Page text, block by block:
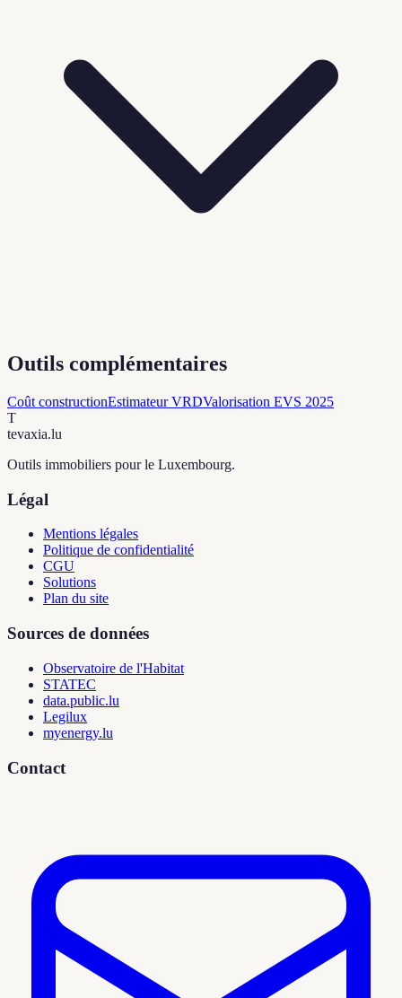
Outils complémentaires
Coût constructionEstimateur VRDValorisation EVS 2025
T
tevaxia.lu
Outils immobiliers pour le Luxembourg.
Légal
Mentions légales
Politique de confidentialité
CGU
Solutions
Plan du site
Sources de données
Observatoire de l'Habitat
STATEC
data.public.lu
Legilux
myenergy.lu
Contact